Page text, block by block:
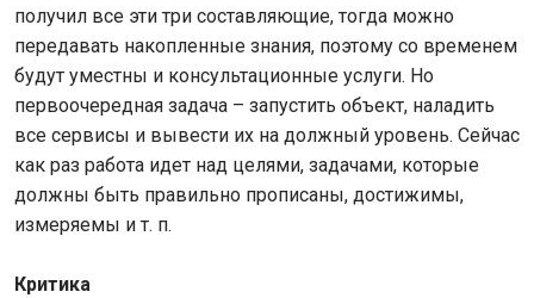
получил все эти три составляющие, тогда можно
передавать накопленные знания, поэтому со временем
будут уместны и консультационные услуги. Но
первоочередная задача – запустить объект, наладить
все сервисы и вывести их на должный уровень. Сейчас
как раз работа идет над целями, задачами, которые
должны быть правильно прописаны, достижимы,
измеряемы и т. п.
Критика